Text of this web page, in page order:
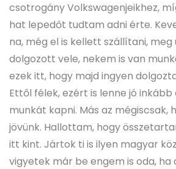
csotrogány Volkswagenjeikhez,
hat lepedőt tudtam adni érte.
na, még el is kellett szállítani, meg
dolgozott vele, nekem is van
ezek itt, hogy majd ingyen
Ettől félek, ezért is lenne jó
munkát kapni. Más az mégiscsak,
jövünk. Hallottam, hogy
itt kint. Jártok ti is ilyen magyar
vigyetek már be engem is oda,